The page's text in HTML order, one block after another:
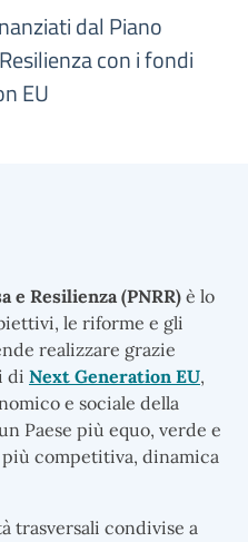
dal Piano
con i fondi
EU
e Resilienza (PNRR) è lo
le riforme e gli
realizzare grazie
di Next Generation EU,
e sociale della
Paese più equo, verde e
competitiva, dinamica
trasversali condivise a